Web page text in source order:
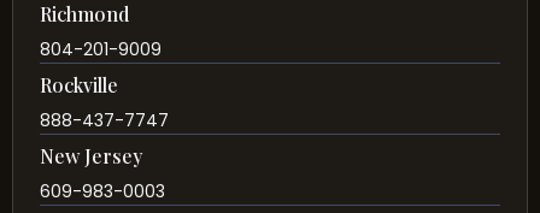
Richmond
804-201-9009
Rockville
888-437-7747
New Jersey
609-983-0003